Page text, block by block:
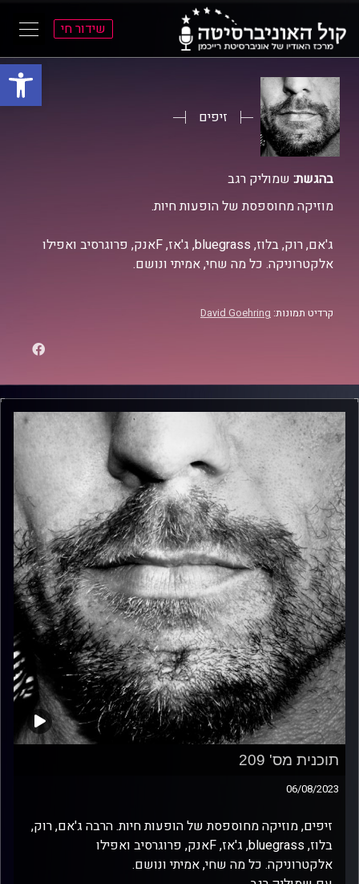
פתח
התפריט
הראשי
התוכן
הראשי
שידור חי
זיפים
בהגשת: שמוליק רגב
מוזיקה מחוספסת של הופעות חיות.
ג'אם, רוק, בלוז, bluegrass, ג'אז, Fאנק, פרוגרסיב ואפילו
אלקטרוניקה. כל מה שחי, אמיתי ונושם.
קרדיט תמונות: David Goehring
תוכנית מס' 209
06/08/2023
זיפים, מוזיקה מחוספסת של הופעות חיות. הרבה ג'אם, רוק,
בלוז, bluegrass, ג'אז, Fאנק, פרוגרסיב ואפילו
אלקטרוניקה. כל מה שחי, אמיתי ונושם.